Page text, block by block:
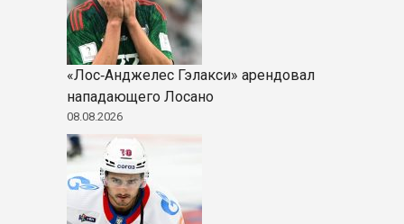
«Лос‑Анджелес Гэлакси» арендовал
нападающего Лосано
08.08.2026